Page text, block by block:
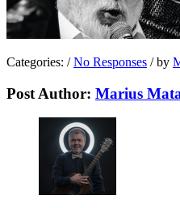
Categories: / No Responses /by
Post Author: Marius